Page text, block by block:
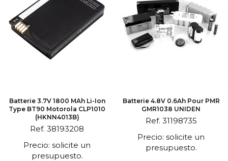
Batterie 3.7V 1800 MAh Li-Ion
Type BT90 Motorola CLP1010
(HKNN4013B)
Ref. 38193208
Precio: solicite un
presupuesto.
Batterie 4.8V 0.6Ah Pour PMR
GMR1038 UNIDEN
Ref. 31198735
Precio: solicite un
presupuesto.